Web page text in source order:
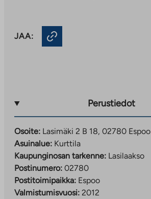
JAA:
Perustiedot
Osoite: Lasimäki 2 B 18, 02780 Espoo
Asuinalue: Kurttila
Kaupunginosan tarkenne: Lasilaakso
Postinumero: 02780
Postitoimipaikka: Espoo
Valmistumisvuosi: 2012